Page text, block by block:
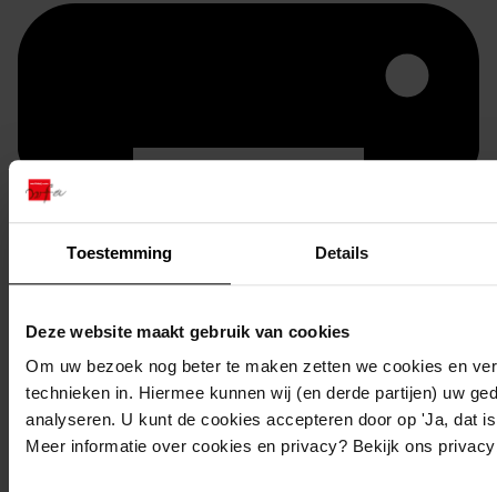
Toestemming Details
Deze website maakt gebruik van cookies
Om uw bezoek nog beter te maken zetten we cookies en
technieken in. Hiermee kunnen wij (en derde partijen) uw
analyseren. U kunt de cookies accepteren door op 'Ja, dat
Meer informatie over cookies en privacy? Bekijk ons
duurzaam webadres